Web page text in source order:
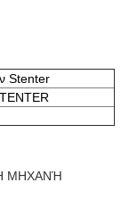
Stenter
ΜΗΧΑΝΉ